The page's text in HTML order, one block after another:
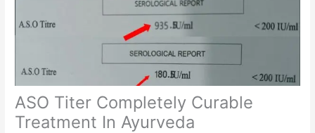
ASO Titer Completely Curable
Treatment In Ayurveda